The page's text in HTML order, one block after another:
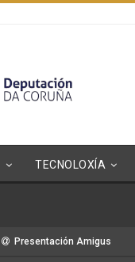
TECNOLOXÍA
Presentación Amigus